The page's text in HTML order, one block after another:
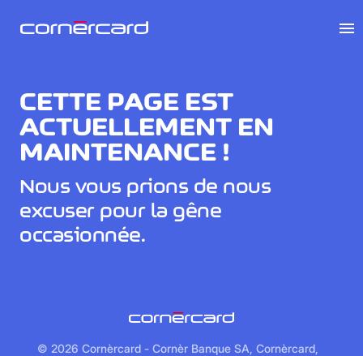
CETTE PAGE EST
ACTUELLEMENT EN
MAINTENANCE !
Nous vous prions de nous
excuser pour la gêne
occasionnée.
menu
© 2026 Cornèrcard - Cornèr Banque SA, Cornèrcard,